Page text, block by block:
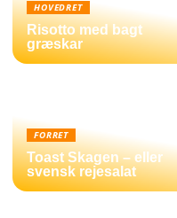
HOVEDRET
Risotto med bagt
græskar
FORRET
Toast Skagen – eller
svensk rejesalat